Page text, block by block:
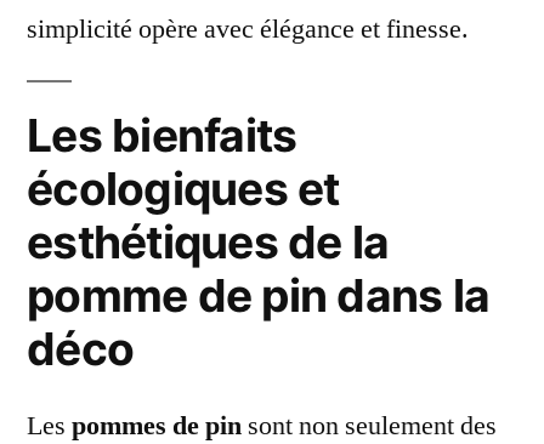
simplicité opère avec élégance et finesse.
Les bienfaits
écologiques et
esthétiques de la
pomme de pin dans la
déco
Les pommes de pin sont non seulement des